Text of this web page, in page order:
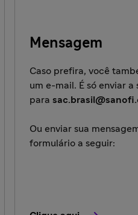
Mensagem
Caso prefira, você
um e-mail. É só enviar a
para
Ou enviar sua
formulário a seguir: